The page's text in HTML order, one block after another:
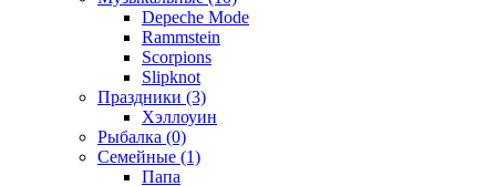
Depeche Mode
Rammstein
Scorpions
Slipknot
Праздники (3)
Хэллоуин
Рыбалка (0)
Семейные (1)
Папа